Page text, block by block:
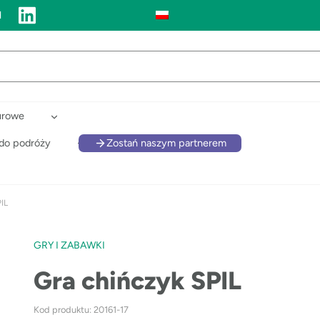
podróży Zostań naszym partnerem
GRY I ZABAWKI
Gra chińczyk SPIL
Kod produktu: 20161-17